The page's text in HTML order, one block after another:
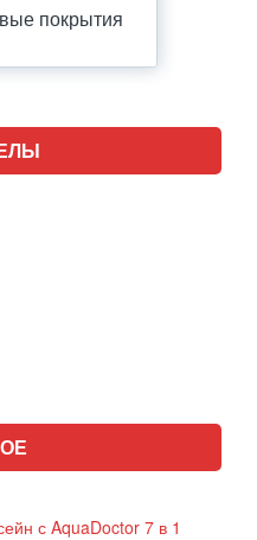
покрытия
с AquaDoctor 7 в 1